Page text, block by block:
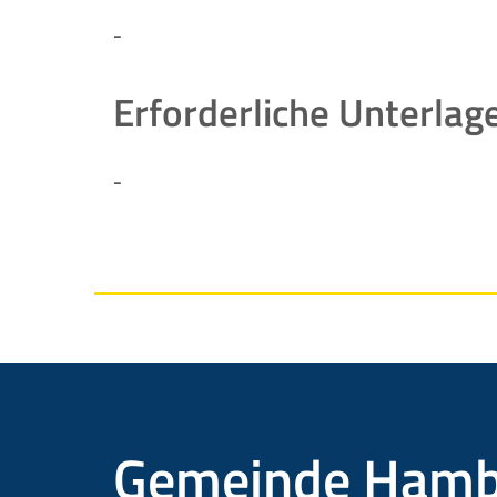
-
Erforderliche
-
Gemeinde